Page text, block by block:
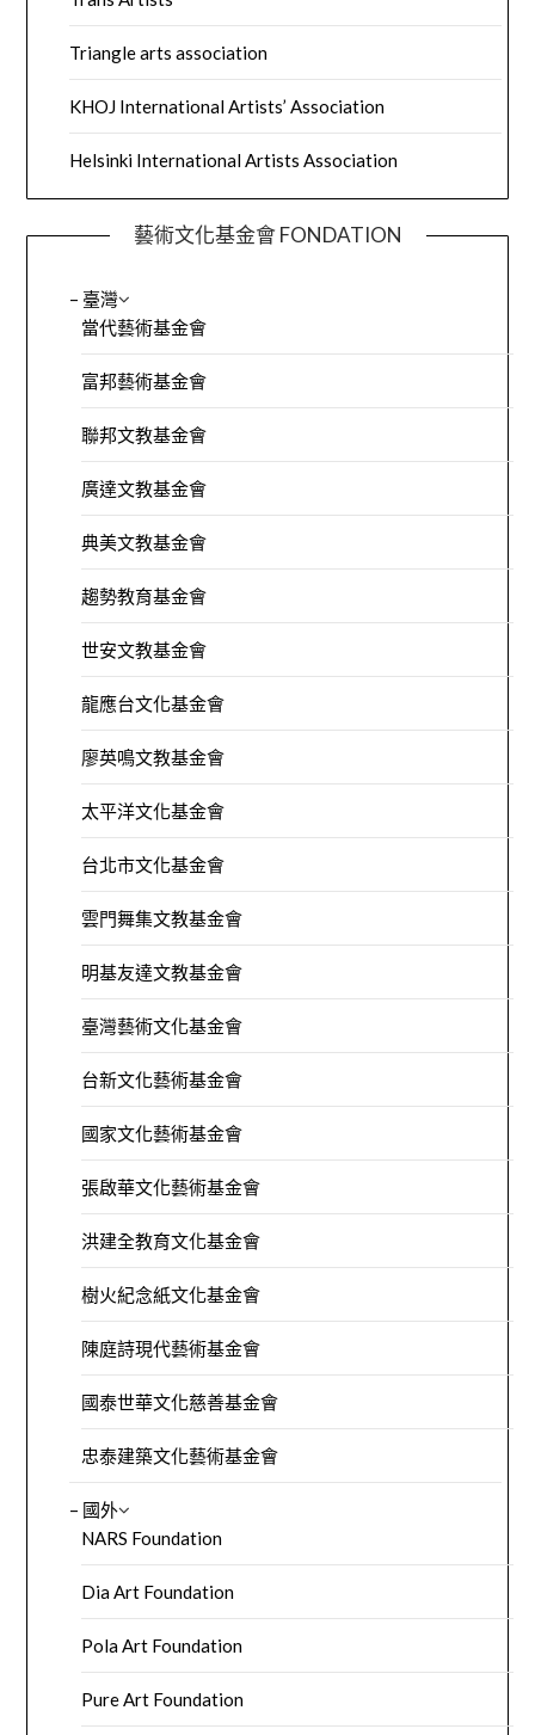
Triangle arts association
KHOJ International Artists’ Association
Helsinki International Artists Association
藝術文化基金會 FONDATION
– 臺灣
當代藝術基金會
富邦藝術基金會
聯邦文教基金會
廣達文教基金會
典美文教基金會
趨勢教育基金會
世安文教基金會
龍應台文化基金會
廖英鳴文教基金會
太平洋文化基金會
台北市文化基金會
雲門舞集文教基金會
明基友達文教基金會
臺灣藝術文化基金會
台新文化藝術基金會
國家文化藝術基金會
張啟華文化藝術基金會
洪建全教育文化基金會
樹火紀念紙文化基金會
陳庭詩現代藝術基金會
國泰世華文化慈善基金會
忠泰建築文化藝術基金會
– 國外
NARS Foundation
Dia Art Foundation
Pola Art Foundation
Pure Art Foundation